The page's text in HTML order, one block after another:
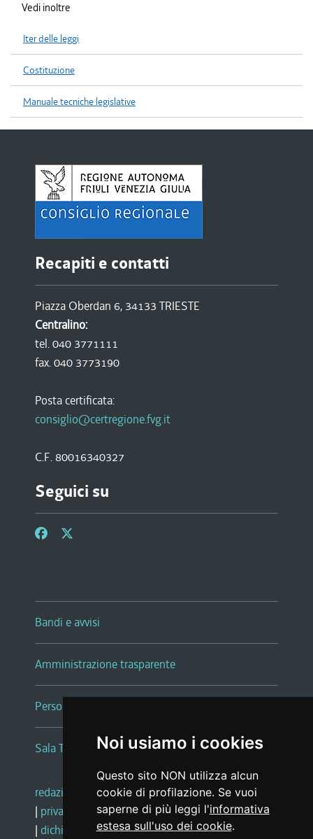
Noi usiamo i cookies
Questo sito NON utilizza alcun
cookie di profilazione. Se vuoi
saperne di più leggi l'informativa
estesa sull'uso dei cookie.
Vedi inoltre
Iter delle leggi
Costituzione
Manuale tecniche legislative
Recapiti e contatti
Piazza Oberdan 6, 34133 TRIESTE
Centralino:
tel. 040 3771111
fax. 040 3773190
Posta certificata:
consiglio@certregione.fvg.it
C.F. 80016340327
Seguici su
Bandi e avvisi
Amministrazione trasparente
Persone e Uffici
Sala Tiziano Tessitori
redazione web |note legali |glossario
| privacy
social media policy
| dichiarazione di accessibilità |feedback